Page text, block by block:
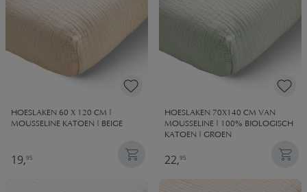
HOESLAKEN 60 X 120 CM |
MOUSSELINE KATOEN | BEIGE
19,95
HOESLAKEN 70X140 CM VAN
MOUSSELINE | 100% BIOLOGISCH
KATOEN | GROEN
22,95